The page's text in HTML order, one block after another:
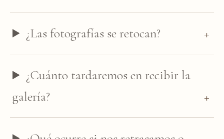
¿Las fotografías se retocan?
¿Cuánto tardaremos en recibir la
galería?